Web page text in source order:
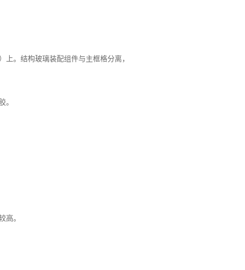
。结构玻璃装配组件与主框格分离，
。
高。